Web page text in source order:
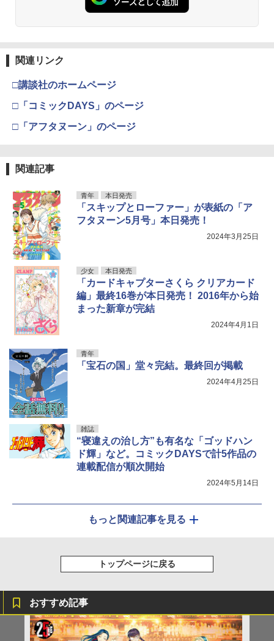
関連リンク
□講談社のホームページ
□「コミックDAYS」のページ
□「アフタヌーン」のページ
関連記事
青年 本日発売
「スキップとローファー」が表紙の「ア
フタヌーン5月号」本日発売！
2024年3月25日
少女 本日発売
「カードキャプターさくら クリアカード
編」最終16巻が本日発売！ 2016年から始
まった新章が完結
2024年4月1日
青年
「宝石の国」堂々完結。最終回が掲載
2024年4月25日
雑誌
“寝違えの治し方”も有名な「ゴッドハン
ド輝」など。コミックDAYSで計5作品の
連載配信が順次開始
2024年5月14日
もっと関連記事を見る
トップページに戻る
おすすめ記事